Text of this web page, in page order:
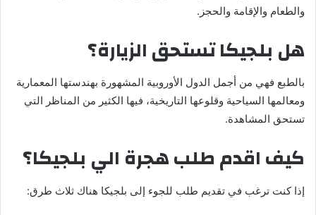
والطعام والإقامة والحجز.
هل بلجيكا تستحق الزيارة؟
بالطبع فهي من أجمل الدول الأوروبية المشهورة بهندستها المعمارية
ومعالمها السياحية وقلوعها التاريخية، فيها الكثير من المناظر التي
تستحق المشاهدة.
كيف اقدم طلب هجرة الي بلجيكا؟
إذا كنت ترغب في تقديم طلب للجوء إلى بلجيكا هناك ثلاث طرق: